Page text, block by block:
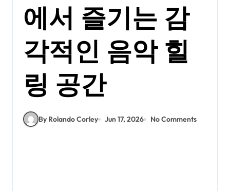
에서 즐기는 감
각적인 음악 힐
링 공간
By Rolando Corley Jun 17, 2026 No Comments